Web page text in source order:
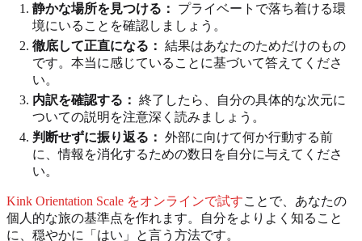
静かな場所を見つける：
プライベートで落ち着ける環
境にいることを確認しましょう。
徹底して正直になる： 結果はあなたのためだけのもの
です。本当に感じていることに基づいて答えてくださ
い。
内訳を確認する： 終了したら、自分の具体的な次元に
ついての説明を注意深く読みましょう。
判断せずに振り返る： 外部に向けて何か行動する前
に、情報を消化するための数日を自分に与えてくださ
い。
Kink Orientation Scale をオンラインで試すことで、あなたの
個人的な旅の基準点を作れます。自分をよりよく知ること
に、穏やかに「はい」と言う方法です。